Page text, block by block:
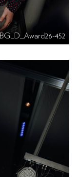
BGLD_Award26-452